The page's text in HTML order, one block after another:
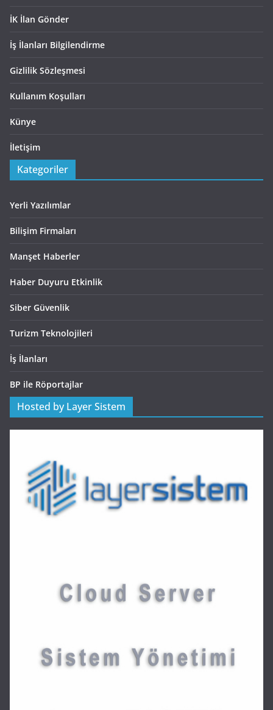
İK İlan Gönder
İş İlanları Bilgilendirme
Gizlilik Sözleşmesi
Kullanım Koşulları
Künye
İletişim
Kategoriler
Yerli Yazılımlar
Bilişim Firmaları
Manşet Haberler
Haber Duyuru Etkinlik
Siber Güvenlik
Turizm Teknolojileri
İş İlanları
BP ile Röportajlar
Hosted by Layer Sistem